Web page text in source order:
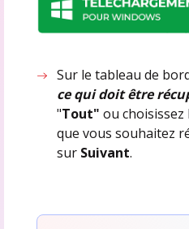
Sur le tableau de
ce qui doit être
"Tout"ou choisissez
que vous souhaitez
sur Suivant.